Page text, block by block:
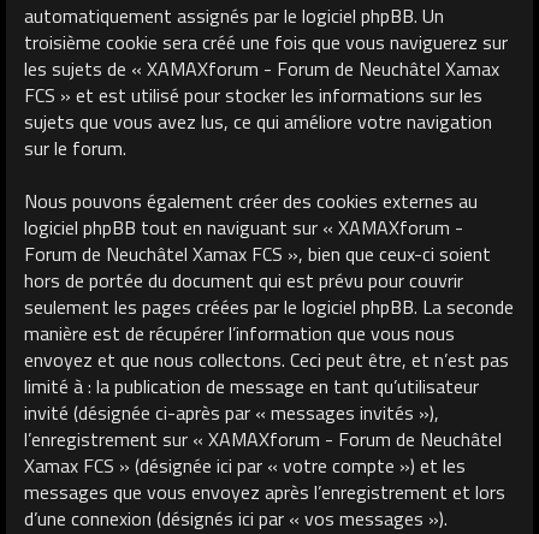
automatiquement assignés par le logiciel phpBB. Un
troisième cookie sera créé une fois que vous naviguerez sur
les sujets de « XAMAXforum - Forum de Neuchâtel Xamax
FCS » et est utilisé pour stocker les informations sur les
sujets que vous avez lus, ce qui améliore votre navigation
sur le forum.
Nous pouvons également créer des cookies externes au
logiciel phpBB tout en naviguant sur « XAMAXforum -
Forum de Neuchâtel Xamax FCS », bien que ceux-ci soient
hors de portée du document qui est prévu pour couvrir
seulement les pages créées par le logiciel phpBB. La seconde
manière est de récupérer l’information que vous nous
envoyez et que nous collectons. Ceci peut être, et n’est pas
limité à : la publication de message en tant qu’utilisateur
invité (désignée ci-après par « messages invités »),
l’enregistrement sur « XAMAXforum - Forum de Neuchâtel
Xamax FCS » (désignée ici par « votre compte ») et les
messages que vous envoyez après l’enregistrement et lors
d’une connexion (désignés ici par « vos messages »).